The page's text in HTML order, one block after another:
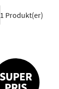
1 Produkt(er)